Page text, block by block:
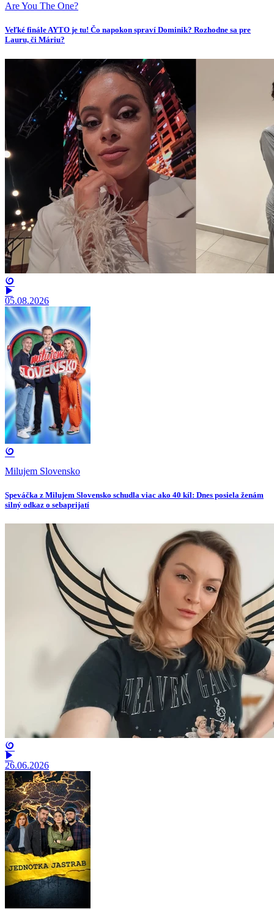
Are You The One?
Veľké finále AYTO je tu! Čo napokon spraví Dominik? Rozhodne sa pre
Lauru, či Máriu?
05.08.2026
Milujem Slovensko
Speváčka z Milujem Slovensko schudla viac ako 40 kíl: Dnes posiela ženám
silný odkaz o sebaprijatí
26.06.2026